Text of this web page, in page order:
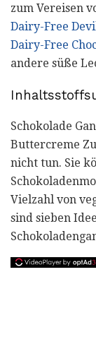
zum Vereisen
Dairy-Free
Dairy-Free
andere süße
Schokolade
Buttercreme
nicht tun. Sie
Vielzahl von
sind sieben